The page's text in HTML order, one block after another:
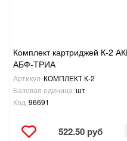
Комплект картриджей К-2
АБФ-ТРИА
Артикул КОМПЛЕКТ К-2
Базовая единица шт
Код 96691
522.50 руб